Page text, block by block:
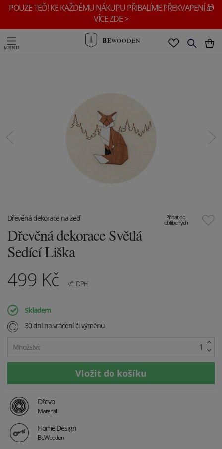
POUZE TEĎ! KE KAŽDÉMU NÁKUPU PŘIBALÍME PŘEKVAPENÍ 🎁
VÍCE ZDE >
BEWOODEN
Přidat do
oblíbených
Dřevěná dekorace na zeď
Dřevěná dekorace Světlá
Sedící Liška
499 Kč vč. DPH
Skladem
30 dní na vrácení či výměnu
Množství:
Dřevo
Materiál
Home Design
BeWooden